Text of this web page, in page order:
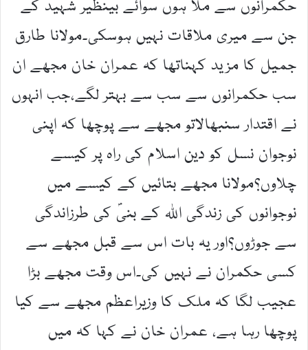
حکمرانوں سے ملا ہوں سوائے بینظیر شہید کے
جن سے میری ملاقات نہیں ہوسکی۔مولانا طارق
جمیل کا مزید کہناتھا کہ عمران خان مجھے ان
سب حکمرانوں سے سب سے بہتر لگے،جب انہوں
نے اقتدار سنبھالاتو مجھے سے پوچھا کہ اپنی
نوجوان نسل کو دین اسلام کی راہ پر کیسے
چلاوں؟مولانا مجھے بتائیں کے کیسے میں
نوجوانوں کی زندگی اللہ کے بنیۖ کی طرزاندگی
سے جوڑوں؟اور یہ بات اس سے قبل مجھے سے
کسی حکمران نے نہیں کی۔اس وقت مجھے بڑا
عجیب لگا کہ ملک کا وزیراعظم مجھے سے کیا
پوچھا رہا ہے، عمران خان نے کہا کہ میں